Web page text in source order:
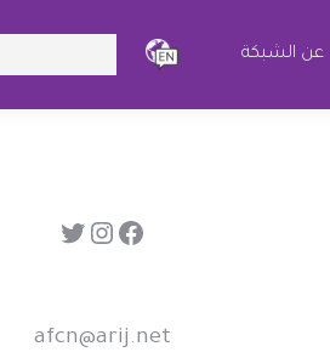
عن الشبكة
فيسبوك إنستجرام تويتر
afcn@arij.net